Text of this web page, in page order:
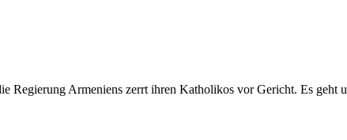
Regierung Armeniens zerrt ihren Katholikos vor Gericht. Es geht